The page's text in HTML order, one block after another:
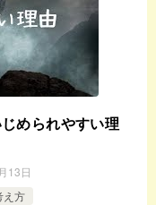
められやすい理
13日
え方